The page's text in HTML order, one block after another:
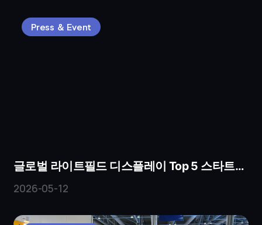
Press ＆ Event
글로벌 라이트필드 디스플레이 Top 5 스타트업
선정 — MOPIC, 혁신 기업으로 이름 올려
2026-05-12